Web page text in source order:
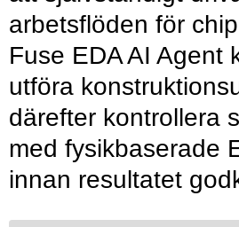
arbetsflöden för
Fuse EDA AI Agent
utföra
därefter kontrollera
med fysikbaserade
innan resultatet